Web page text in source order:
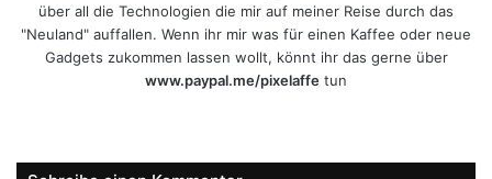
über all die Technologien die mir auf meiner Reise durch das
"Neuland" auffallen. Wenn ihr mir was für einen Kaffee oder neue
Gadgets zukommen lassen wollt, könnt ihr das gerne über
www.paypal.me/pixelaffe tun